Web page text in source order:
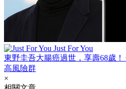
Just For You
東野圭吾大腸癌過世，享壽68歲
高風險群
×